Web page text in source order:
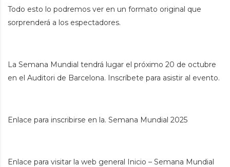
Todo esto lo podremos ver en un formato original que
sorprenderá a los espectadores.
La Semana Mundial tendrá lugar el próximo 20 de octubre
en el Auditori de Barcelona. Inscríbete para asistir al evento.
Enlace para inscribirse en la. Semana Mundial 2025
Enlace para visitar la web general Inicio – Semana Mundial